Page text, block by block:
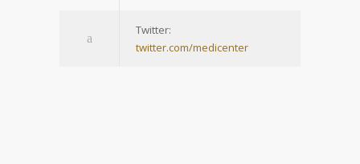
Twitter:
twitter.com/medicenter